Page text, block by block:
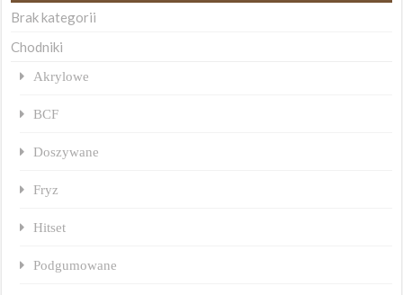
Brak kategorii
Chodniki
Akrylowe
BCF
Doszywane
Fryz
Hitset
Podgumowane